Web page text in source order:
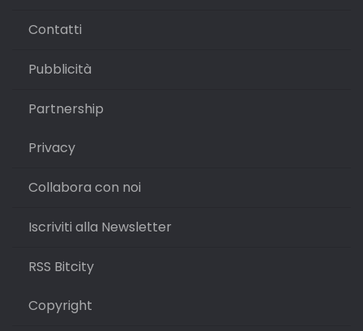
Contatti
Pubblicità
Partnership
Privacy
Collabora con noi
Iscriviti alla Newsletter
RSS Bitcity
Copyright